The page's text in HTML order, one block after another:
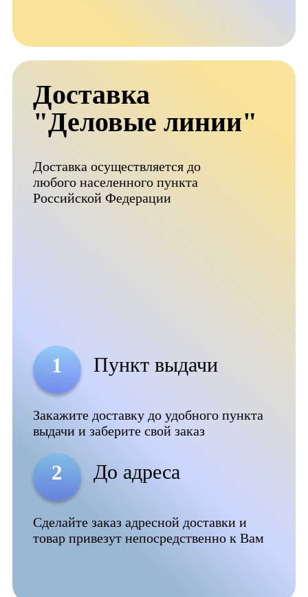
Доставка
"Деловые линии"
Доставка осуществляется до
любого населенного пункта
Российской Федерации
1 Пункт выдачи
Закажите доставку до удобного пункта
выдачи и заберите свой заказ
2 До адреса
Сделайте заказ адресной доставки и
товар привезут непосредственно к Вам